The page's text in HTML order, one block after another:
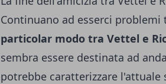
Continuano ad esserci problemi
particolar modo tra Vettel e
sembra essere destinata ad
potrebbe caratterizzare